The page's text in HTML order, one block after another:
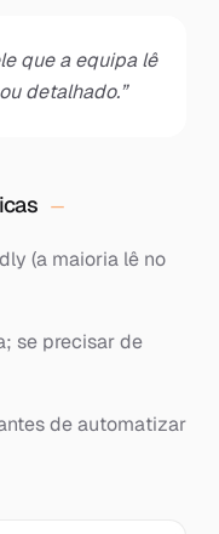
que a equipa lê
detalhado.”
(a maioria lê no
se precisar de
de automatizar